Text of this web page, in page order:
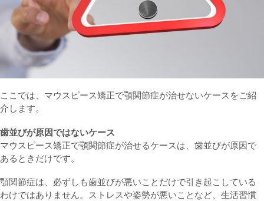
ここでは、マウスピース矯正で顎関節症が治せないケースをご紹
介します。
歯並びが原因ではないケース
マウスピース矯正で顎関節症が治せるケースは、歯並びが原因で
あるときだけです。
顎関節症は、必ずしも歯並びが悪いことだけで引き起こしている
わけではありません。ストレスや姿勢が悪いことなど、生活習慣